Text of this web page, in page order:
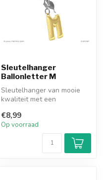
Sleutelhanger
Ballonletter M
Sleutelhanger van mooie
kwaliteit met een
van Magi...
€8,99
Op voorraad